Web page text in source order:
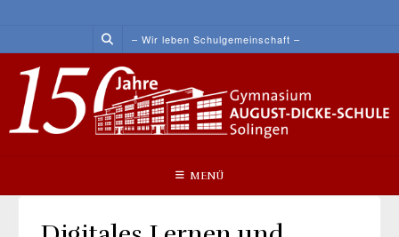
content
– Wir leben Schulgemeinschaft –
MENÜ